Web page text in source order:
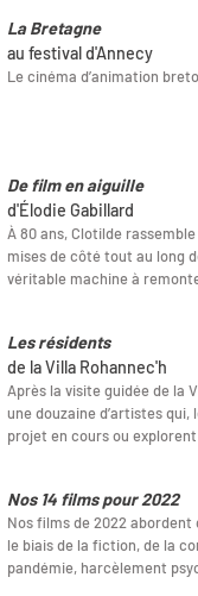
La Bretagne
au festival d'Annecy
Le cinéma d’animation
De film en aiguille
d'Élodie Gabillard
À 80 ans, Clotilde
mises de côté tout au long
véritable machine à
Les résidents
de la Villa Rohannec'h
Après la visite guidée de la
une douzaine d’artistes qui,
projet en cours ou
Nos 14 films pour 2022
Nos films de 2022
le biais de la fiction, de la
pandémie, harcèlement